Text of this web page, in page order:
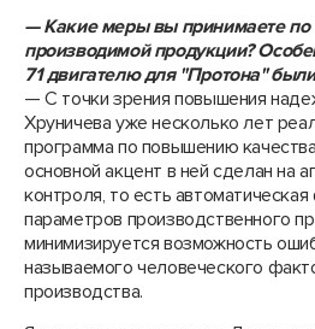
— Какие меры вы принимаете
производимой продукции?
71 двигателю для "Протона"
— С точки зрения повышения
Хруничева уже несколько лет
программа по повышению
основной акцент в ней сделан на
контроля, то есть
параметров производственного
минимизируется возможность
называемого человеческого
производства.